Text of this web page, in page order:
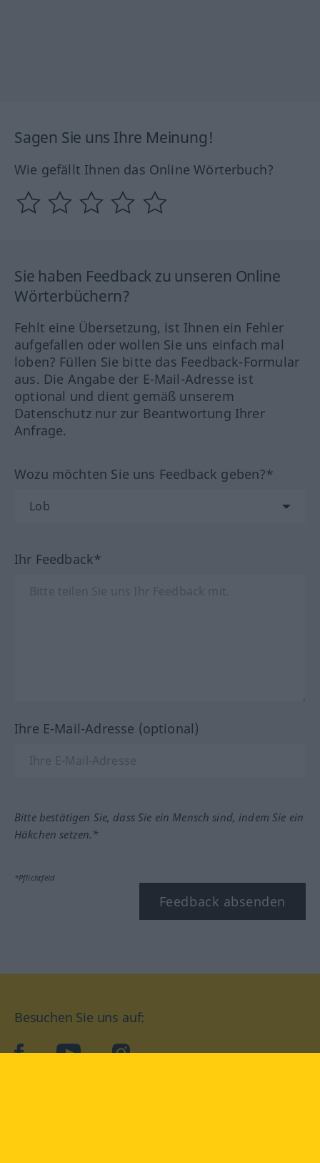
Sagen Sie uns Ihre Meinung!
Wie gefällt Ihnen das Online Wörterbuch?
Sie haben Feedback zu unseren Online
Wörterbüchern?
Fehlt eine Übersetzung, ist Ihnen ein Fehler
aufgefallen oder wollen Sie uns einfach mal
loben? Füllen Sie bitte das Feedback-Formular
aus. Die Angabe der E-Mail-Adresse ist
optional und dient gemäß unserem
Datenschutz nur zur Beantwortung Ihrer
Anfrage.
Wozu möchten Sie uns Feedback geben?*
Ihr Feedback*
Ihre E-Mail-Adresse (optional)
Bitte bestätigen Sie, dass Sie ein Mensch sind, indem Sie ein
Häkchen setzen.*
*Pflichtfeld
Feedback absenden
Besuchen Sie uns auf:
facebookYouTube Instagram